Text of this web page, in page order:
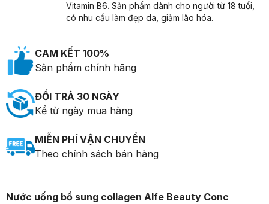
Vitamin B6. Sản phẩm dành cho người từ 18 tuổi,
có nhu cầu làm đẹp da, giảm lão hóa.
CAM KẾT 100%
Sản phẩm chính hãng
ĐỔI TRẢ 30 NGÀY
Kể từ ngày mua hàng
MIỄN PHÍ VẬN CHUYỂN
Theo chính sách bán hàng
Nước uống bổ sung collagen Alfe Beauty Conc